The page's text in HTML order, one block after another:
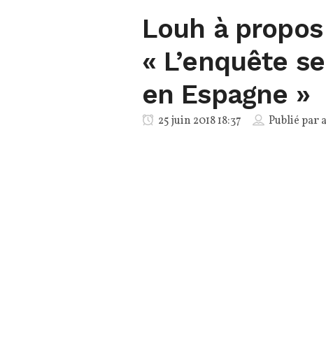
Louh à
« L’enquête
en Espagne »
25 juin 2018 18:37 Publié par